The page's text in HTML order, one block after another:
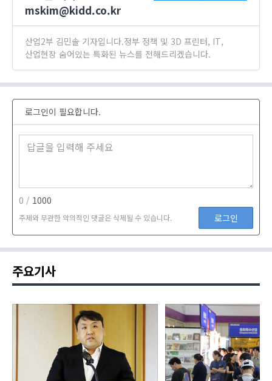
mskim@kidd.co.kr
산업2부 김민솔 기자입니다.정부 정책 및 3D 프린터, IT,
산업현장 숨어있는 특화된 뉴스를 전해드리겠습니다.
로그인이 필요합니다.
0 / 1000
주제와 무관한 악의적인 댓글은 삭제될 수 있습니다. 로그인
주요기사